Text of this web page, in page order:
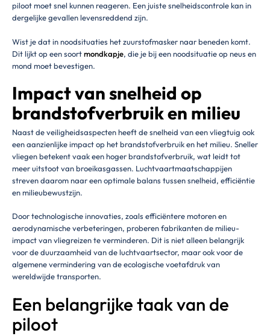
piloot moet snel kunnen reageren. Een juiste snelheidscontrole kan in
dergelijke gevallen levensreddend zijn.
Wist je dat in noodsituaties het zuurstofmasker naar beneden komt.
Dit lijkt op een soortmondkapje, die je bij een noodsituatie op neus en
mond moet bevestigen.
Impact van snelheid op
brandstofverbruik en milieu
Naast de veiligheidsaspecten heeft de snelheid van een vliegtuig ook
een aanzienlijke impact op het brandstofverbruik en het milieu. Sneller
vliegen betekent vaak een hoger brandstofverbruik, wat leidt tot
meer uitstoot van broeikasgassen. Luchtvaartmaatschappijen
streven daarom naar een optimale balans tussen snelheid, efficiëntie
en milieubewustzijn.
Door technologische innovaties, zoals efficiëntere motoren en
aerodynamische verbeteringen, proberen fabrikanten de milieu-
impact van vliegreizen te verminderen. Dit is niet alleen belangrijk
voor de duurzaamheid van de luchtvaartsector, maar ook voor de
algemene vermindering van de ecologische voetafdruk van
wereldwijde transporten.
Een belangrijke taak van de
piloot